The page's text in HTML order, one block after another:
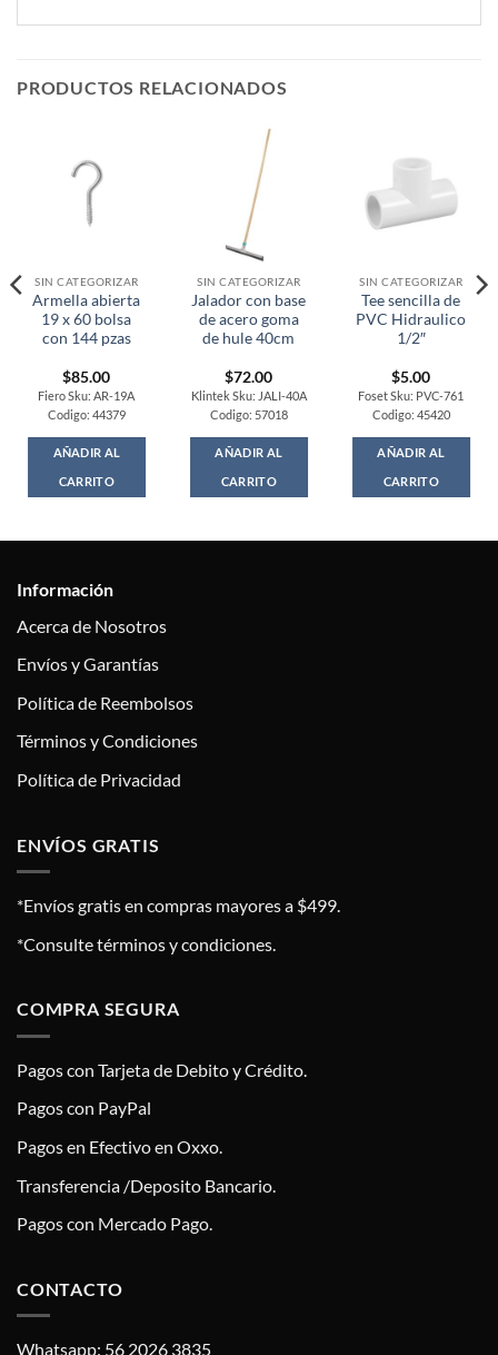
PRODUCTOS RELACIONADOS
SIN CATEGORIZAR
Armella abierta
19 x 60 bolsa
con 144 pzas
$85.00
Fiero Sku: AR-19A
Codigo: 44379
AÑADIR AL
CARRITO
SIN CATEGORIZAR
Jalador con base
de acero goma
de hule 40cm
$72.00
Klintek Sku: JALI-40A
Codigo: 57018
AÑADIR AL
CARRITO
SIN CATEGORIZAR
Tee sencilla de
PVC Hidraulico
1/2″
$5.00
Foset Sku: PVC-761
Codigo: 45420
AÑADIR AL
CARRITO
Información
Acerca de Nosotros
Envíos y Garantías
Política de Reembolsos
Términos y Condiciones
Política de Privacidad
ENVÍOS GRATIS
*Envíos gratis en compras mayores a $499.
*Consulte términos y condiciones.
COMPRA SEGURA
Pagos con Tarjeta de Debito y Crédito.
Pagos con PayPal
Pagos en Efectivo en Oxxo.
Transferencia /Deposito Bancario.
Pagos con Mercado Pago.
CONTACTO
Whatsapp: 56 2026 3835